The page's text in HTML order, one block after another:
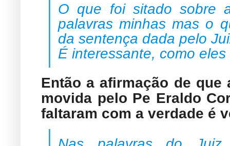
O que foi sitado sobre
palavras minhas mas o
da sentença dada pelo
É interessante, como
Então a afirmação de
movida pelo Pe Eraldo
faltaram com a verdade é